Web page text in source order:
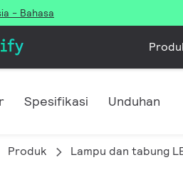
- Bahasa
Spesifikasi Unduhan
Produk Lampu dan tabung